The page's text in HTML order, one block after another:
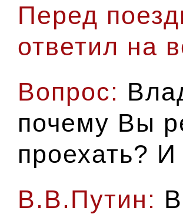
Перед
ответил на
Вопрос:
почему Вы
проехать?
В.В.Путин: